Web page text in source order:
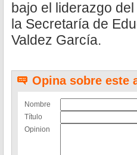
bajo el liderazgo
la Secretaría de
Valdez García.
Opina sobre este
Nombre
Título
Opinion